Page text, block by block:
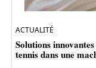
ACTUALITÉ
Solutions
tennis dans une